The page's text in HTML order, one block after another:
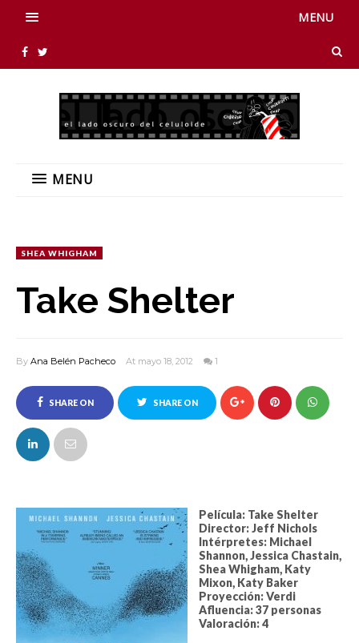
MENU
MENU
SHEA WHIGHAM
Take Shelter
By Ana Belén Pacheco At mayo 18, 2012 1
SHARE ON
FACEBOOK
SHARE ON
Película: Take Shelter
Director: Jeff Nichols
Intérpretes: Michael
Shannon, Jessica Chastain,
Shea Whigham, Katy
Mixon, Katy Baker
Proyección: Verdi
Afluencia: 37 personas
Valoración: 4